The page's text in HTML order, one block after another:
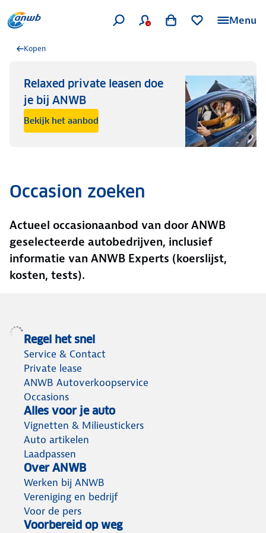
Menu
Kopen
Relaxed private leasen doe
je bij ANWB
Bekijk het aanbod
Occasion zoeken
Actueel occasionaanbod van door ANWB
geselecteerde autobedrijven, inclusief
informatie van ANWB Experts (koerslijst,
kosten, tests).
Regel het snel
Service & Contact
Private lease
ANWB Autoverkoopservice
Occasions
Alles voor je auto
Vignetten & Milieustickers
Auto artikelen
Laadpassen
Over ANWB
Werken bij ANWB
Vereniging en bedrijf
Voor de pers
Voorbereid op weg